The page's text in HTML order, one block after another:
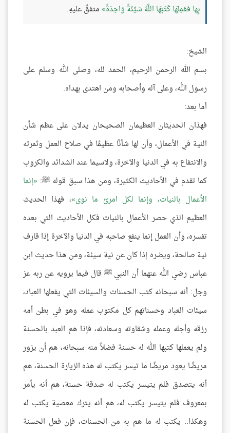
بِها فعَمِلهَا كَتَبَهَا اللَّهُ سَيِّئَةً وَاحِدَةً متفقٌ عليهِ.
الشيخ:
بسم الله الرحمن الرحيم، الحمد لله، وصلى الله وسلم على
رسول الله، وعلى آله وأصحابه ومن اهتدى بهداه.
أما بعد:
فهذان الحديثان العظيمان الصحيحان يدلان على عظم شأن
النية في الأعمال، وأن لها شأنًا عظيمًا في صلاح العمل وثمرته
والانتفاع به في الدنيا والآخرة، ولاسيما عند الشدائد والكروب
كما تقدم في الأحاديث الكثيرة، ومن هذا سبق قوله ﷺ: إنما
الأعمال بالنيات، وإنما لكل امرئ ما نوى ، فهذا الحديث
العظيم الذي حصر الأعمال بالنيات فكل الأحاديث التي بعده
تفسره، وأن العمل إنما ينفع صاحبه في الدنيا والآخرة إذا قارف
نية صالحة، ويضره إذا كان عن نية سيئة، ومن هذا حديث ابن
عباس رضي الله عنهما أن النبي ﷺ قال فيما يرويه عن ربه عز
وجل: أنه سبحانه كتب الحسنات والسيئات التي يفعلها العباد،
سيئات العباد وحسناتهم كل مكتوب عمله وهو في بطن أمه
رزقه وأجله وعمله وشقاوته وسعادته، فإذا هم العبد بالحسنة
ولم يعملها كتبها الله له حسنة فضلاً منه سبحانه، هم أن يزور
مريضًا يعود مريضًا ما تيسر يكتب له هذه الزيارة الحسنة، هم
أنه يتصدق فلم يتيسر يكتب له صدقة حسنة، هم أنه يأمر
بمعروف فلم يتيسر يكتب له، هم أنه يترك معصية يكتب له
وهكذا.. يكتب له ما هم به من الحسنات، فإن فعل الحسنة